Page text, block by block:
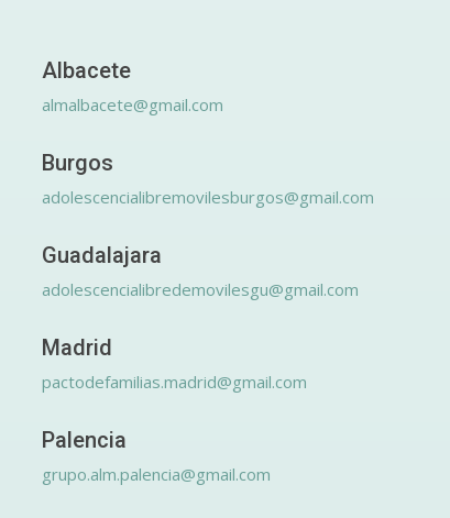
Albacete
almalbacete@gmail.com
Burgos
adolescencialibremovilesburgos@gmail.com
Guadalajara
adolescencialibredemovilesgu@gmail.com
Madrid
pactodefamilias.madrid@gmail.com
Palencia
grupo.alm.palencia@gmail.com